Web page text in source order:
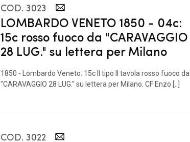
COD. 3023
LOMBARDO VENETO 1850 - 04c:
15c rosso fuoco da "CARAVAGGIO
28 LUG." su lettera per Milano
1850 - Lombardo Veneto: 15c II tipo II tavola rosso fuoco da
"CARAVAGGIO 28 LUG." su lettera per Milano. CF Enzo [..]
COD. 3022